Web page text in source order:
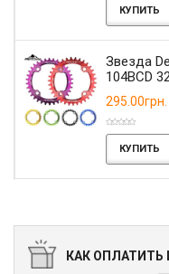
КУПИТЬ
Звезда
104BCD
295.00грн.
КУПИТЬ
КАК ОПЛАТИТЬ